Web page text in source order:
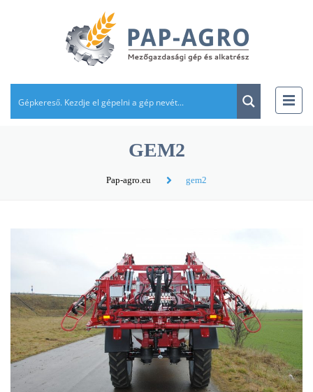
GEM2
Pap-agro.eu gem2